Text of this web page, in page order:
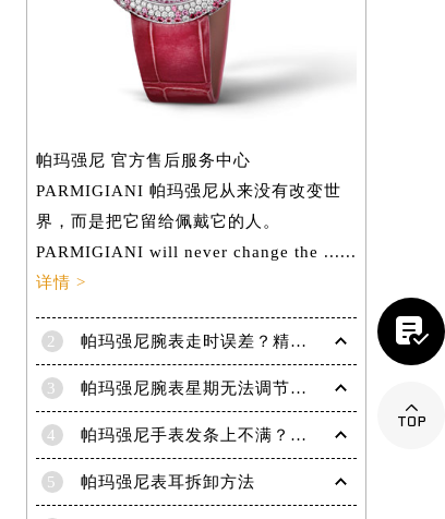
帕玛强尼 官方售后服务中心
PARMIGIANI 帕玛强尼从来没有改变世
界，而是把它留给佩戴它的人。
PARMIGIANI will never change the ......
详情 >
2 帕玛强尼腕表走时误差？精准调校方法大揭秘
3 帕玛强尼腕表星期无法调节？速解难题，腕表达人支招
4 帕玛强尼手表发条上不满？轻松解决之道，让你精准把握时间
5 帕玛强尼表耳拆卸方法

